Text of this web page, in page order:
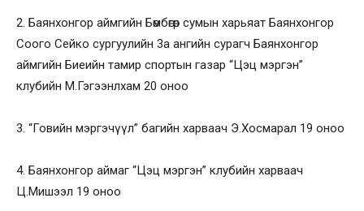
2. Баянхонгор аймгийн Бөмбөгөр сумын харьяат Баянхонгор
Соого Сейко сургуулийн 3а ангийн сурагч Баянхонгор
аймгийн Биеийн тамир спортын газар “Цэц мэргэн”
клубийн М.Гэгээнлхам 20 оноо
3. “Говийн мэргэчүүл” багийн харваач Э.Хосмарал 19 оноо
4. Баянхонгор аймаг “Цэц мэргэн” клубийн харваач
Ц.Мишээл 19 оноо